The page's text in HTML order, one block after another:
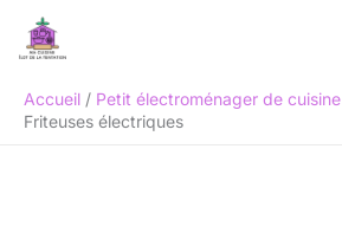
Accueil
Petit électroménager de cuisine
Friteuses électriques
Rechercher